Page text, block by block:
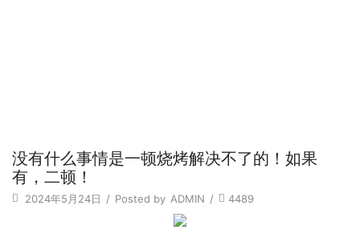
没有什么事情是一顿烧烤解决不了的！如果
有，二顿！
2024年5月24日 / Posted by ADMIN / 4489